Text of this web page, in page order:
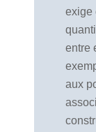
exige
entre
aux